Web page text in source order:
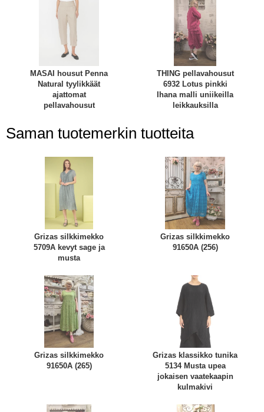
MASAI housut Penna
Natural tyylikkäät
ajattomat
pellavahousut
THING pellavahousut
6932 Lotus pinkki
Ihana malli uniikeilla
leikkauksilla
Saman tuotemerkin tuotteita
Grizas silkkimekko
5709A kevyt sage ja
musta
Grizas silkkimekko
91650A (256)
Grizas silkkimekko
91650A (265)
Grizas klassikko tunika
5134 Musta upea
jokaisen vaatekaapin
kulmakivi